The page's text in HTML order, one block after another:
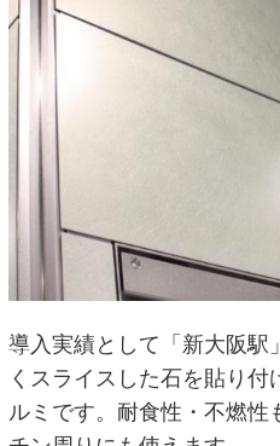
導入実績として「新大阪駅
くスライスした石を貼り
ルミです。耐食性・不燃性